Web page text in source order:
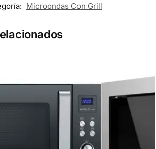
Microondas Con Grill